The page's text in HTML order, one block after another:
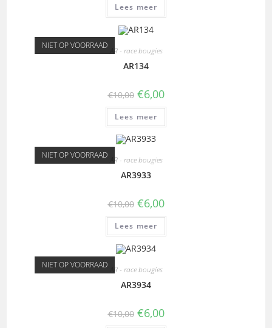
Lees meer
NIET OP VOORRAAD AR - race bougies
AR134
€10,00 €6,00
Lees meer
NIET OP VOORRAAD AR - race bougies
AR3933
€10,00 €6,00
Lees meer
NIET OP VOORRAAD AR - race bougies
AR3934
€10,00 €6,00